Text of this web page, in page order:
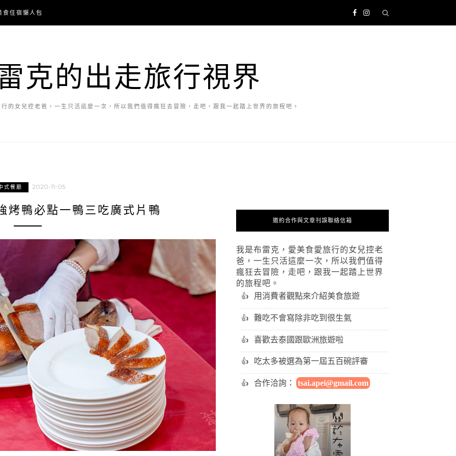
食住宿懶人包
克的出走旅行視界
的女兒控老爸，一生只活這麼一次，所以我們值得瘋狂去冒險，走吧，跟我一起踏上世界的旅程吧。
式餐廳 2020-11-05
烤鴨必點一鴨三吃廣式片鴨
邀約合作與文章刊誤聯絡信箱
我是布雷克，愛美食愛旅行的女兒控老
爸，一生只活這麼一次，所以我們值得
瘋狂去冒險，走吧，跟我一起踏上世界
的旅程吧。
用消費者觀點來介紹美食旅遊
難吃不會寫除非吃到很生氣
喜歡去泰國跟歐洲旅遊啦
吃太多被選為第一屆五百碗評審
合作洽詢： tsai.apei@gmail.com